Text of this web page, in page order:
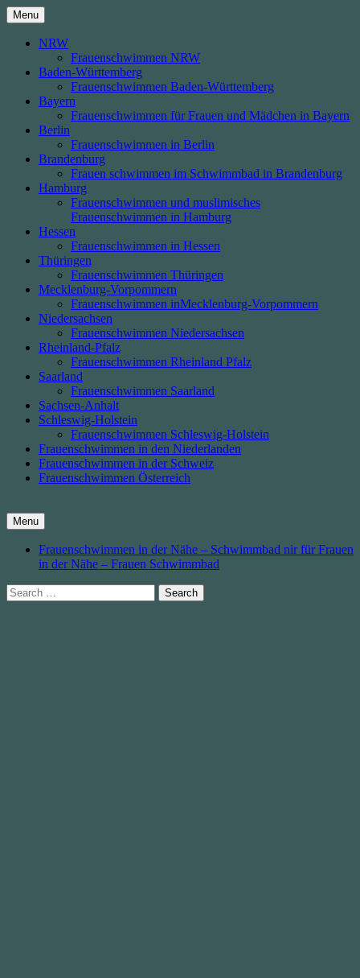
Skip
to
content
Menu
NRW
Frauenschwimmen NRW
Baden-Württemberg
Frauenschwimmen Baden-Württemberg
Bayern
Frauenschwimmen für Frauen und Mädchen in Bayern
Berlin
Frauenschwimmen in Berlin
Brandenburg
Frauen schwimmen im Schwimmbad in Brandenburg
Hamburg
Frauenschwimmen und muslimisches
Frauenschwimmen in Hamburg
Hessen
Frauenschwimmen in Hessen
Thüringen
Frauenschwimmen Thüringen
Mecklenburg-Vorpommern
Frauenschwimmen inMecklenburg-Vorpommern
Niedersachsen
Frauenschwimmen Niedersachsen
Rheinland-Pfalz
Frauenschwimmen Rheinland Pfalz
Saarland
Frauenschwimmen Saarland
Sachsen-Anhalt
Schleswig-Holstein
Frauenschwimmen Schleswig-Holstein
Frauenschwimmen in den Niederlanden
Frauenschwimmen in der Schweiz
Frauenschwimmen Österreich
Menu
Frauenschwimmen in der Nähe – Schwimmbad nir für Frauen
in der Nähe – Frauen Schwimmbad
Search
for: